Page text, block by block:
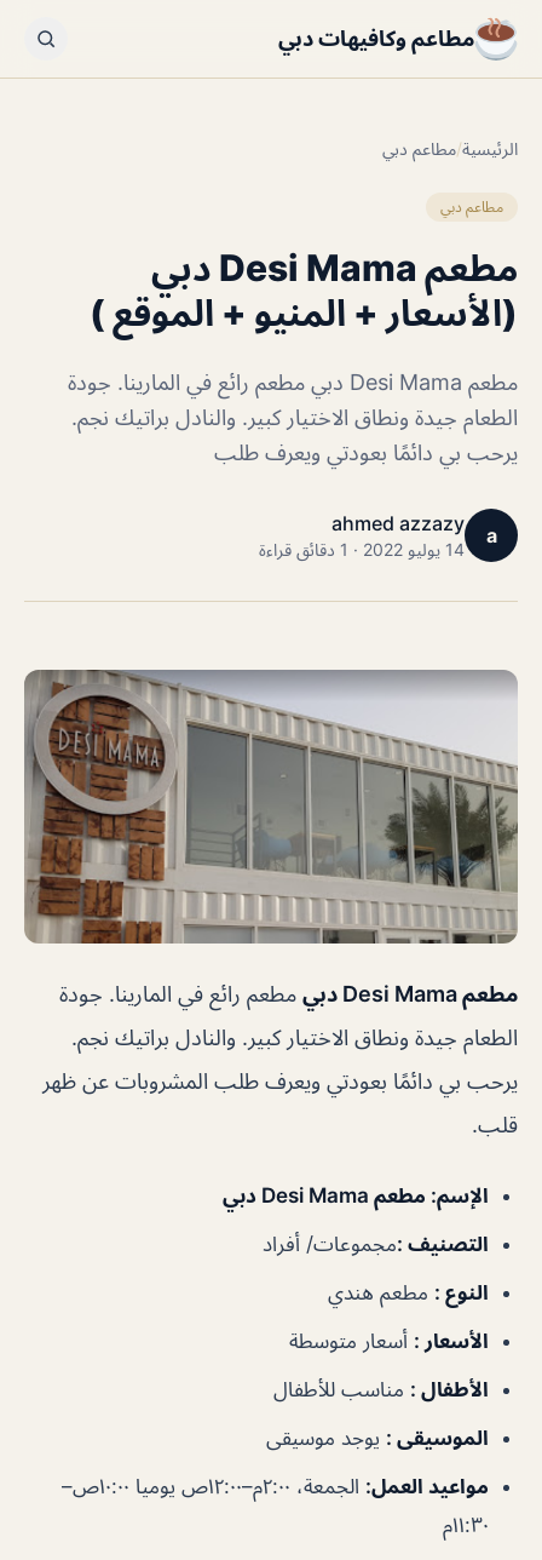
مطاعم وكافيهات دبي
الرئيسية/مطاعم دبي
مطاعم دبي
مطعم Desi Mama دبي
(الأسعار + المنيو + الموقع )
مطعم Desi Mama دبي مطعم رائع في المارينا. جودة
الطعام جيدة ونطاق الاختيار كبير. والنادل براتيك نجم.
يرحب بي دائمًا بعودتي ويعرف طلب
a
ahmed azzazy
14 يوليو 2022 · 1 دقائق قراءة
مطعم Desi Mama دبي
مطعم رائع في المارينا. جودة
الطعام جيدة ونطاق الاختيار كبير. والنادل براتيك نجم.
يرحب بي دائمًا بعودتي ويعرف طلب المشروبات عن ظهر
قلب.
الإسم: مطعم Desi Mama دبي
التصنيف :مجموعات/ أفراد
النوع : مطعم هندي
الأسعار : أسعار متوسطة
الأطفال : مناسب للأطفال
الموسيقى : يوجد موسيقى
مواعيد العمل:
الجمعة، ٢:٠٠م–١٢:٠٠ص يوميا ١٠:٠٠ص–
١١:٣٠م